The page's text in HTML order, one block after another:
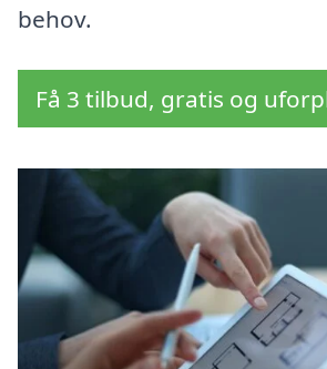
behov.
Få 3 tilbud, gratis og